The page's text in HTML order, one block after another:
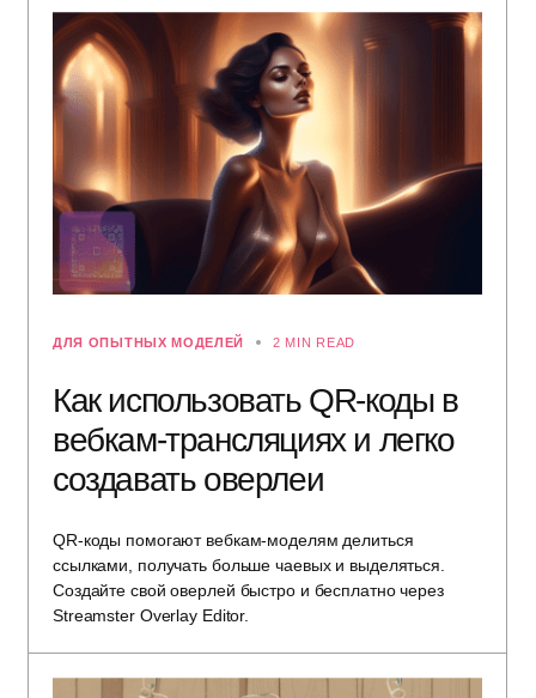
ДЛЯ ОПЫТНЫХ МОДЕЛЕЙ 2 MIN READ
Как использовать QR-коды в
вебкам-трансляциях и легко
создавать оверлеи
QR-коды помогают вебкам-моделям делиться
ссылками, получать больше чаевых и выделяться.
Создайте свой оверлей быстро и бесплатно через
Streamster Overlay Editor.